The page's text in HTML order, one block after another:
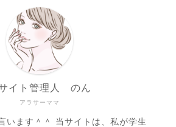
アラサーママ
イト管理人 のん
います＾＾ 当サイトは、私が学生